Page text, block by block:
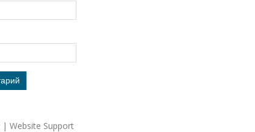
| Website Support